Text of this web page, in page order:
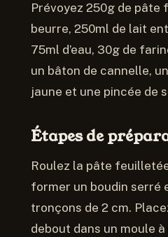
Prévoyez 250g de pâte
beurre, 250ml de lait
75ml d’eau, 30g de
un bâton de cannelle,
jaune et une pincée de
Étapes de
Roulez la pâte
former un boudin serré
tronçons de 2 cm.
debout dans un moule